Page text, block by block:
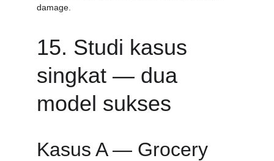
damage.
15. Studi kasus
singkat — dua
model sukses
Kasus A — Grocery